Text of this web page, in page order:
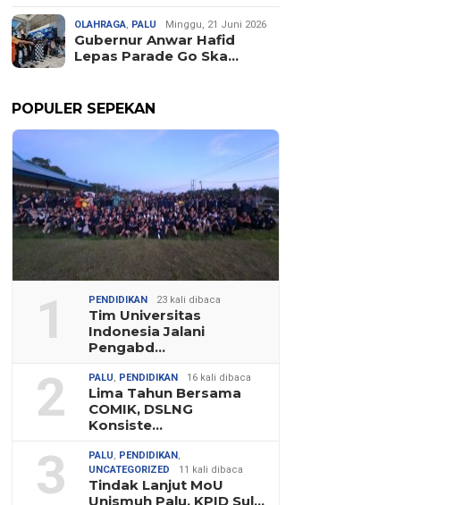
OLAHRAGA PALU Minggu, 21 Juni 2026
Gubernur Anwar Hafid
Lepas Parade Go Ska…
POPULER SEPEKAN
1 PENDIDIKAN 23 kali dibaca
Tim Universitas
Indonesia Jalani
Pengabd…
2 PALU, PENDIDIKAN 16 kali dibaca
Lima Tahun Bersama
COMIK, DSLNG
Konsiste…
3 PALU, PENDIDIKAN ,
UNCATEGORIZED
11 kali dibaca
Tindak Lanjut MoU
Unismuh Palu, KPID Sul…